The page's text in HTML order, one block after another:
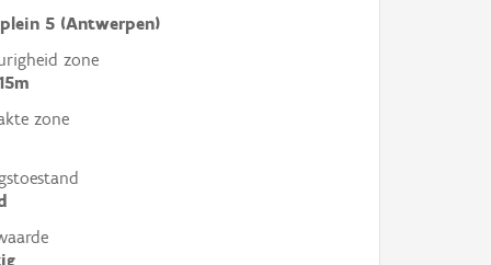
5 (Antwerpen)
zone
zone